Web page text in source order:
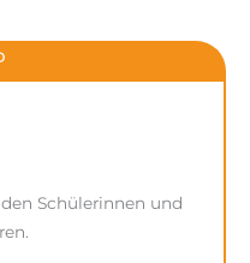
Schülerinnen und